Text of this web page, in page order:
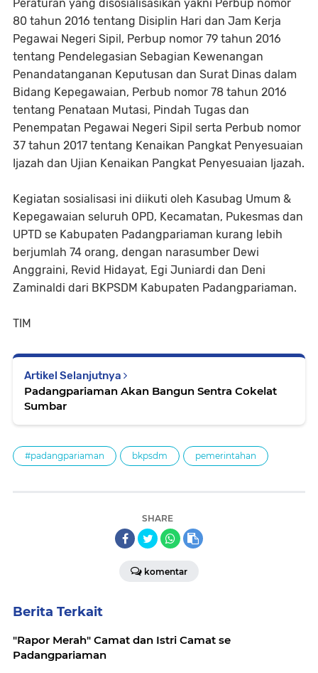
Peraturan yang disosialisasikan yakni Perbup nomor
80 tahun 2016 tentang Disiplin Hari dan Jam Kerja
Pegawai Negeri Sipil, Perbup nomor 79 tahun 2016
tentang Pendelegasian Sebagian Kewenangan
Penandatanganan Keputusan dan Surat Dinas dalam
Bidang Kepegawaian, Perbub nomor 78 tahun 2016
tentang Penataan Mutasi, Pindah Tugas dan
Penempatan Pegawai Negeri Sipil serta Perbub nomor
37 tahun 2017 tentang Kenaikan Pangkat Penyesuaian
Ijazah dan Ujian Kenaikan Pangkat Penyesuaian Ijazah.
Kegiatan sosialisasi ini diikuti oleh Kasubag Umum &
Kepegawaian seluruh OPD, Kecamatan, Pukesmas dan
UPTD se Kabupaten Padangpariaman kurang lebih
berjumlah 74 orang, dengan narasumber Dewi
Anggraini, Revid Hidayat, Egi Juniardi dan Deni
Zaminaldi dari BKPSDM Kabupaten Padangpariaman.
TIM
Artikel Selanjutnya
Padangpariaman Akan Bangun Sentra Cokelat
Sumbar
#padangpariaman bkpsdm pemerintahan
SHARE
komentar
Berita Terkait
"Rapor Merah" Camat dan Istri Camat se
Padangpariaman